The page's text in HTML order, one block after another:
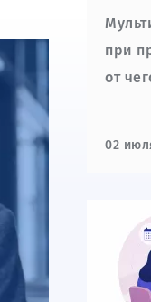
при
от
02